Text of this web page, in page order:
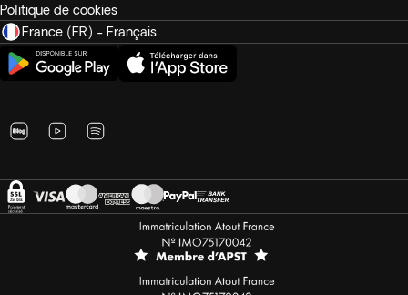
Politique de cookies
France (FR) - Français